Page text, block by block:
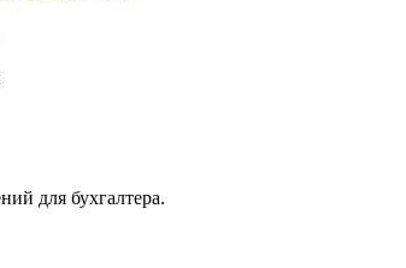
для бухгалтера.